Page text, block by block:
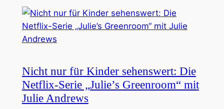
Nicht nur für Kinder sehenswert: Die
Netflix-Serie „Julie’s Greenroom“ mit
Julie Andrews